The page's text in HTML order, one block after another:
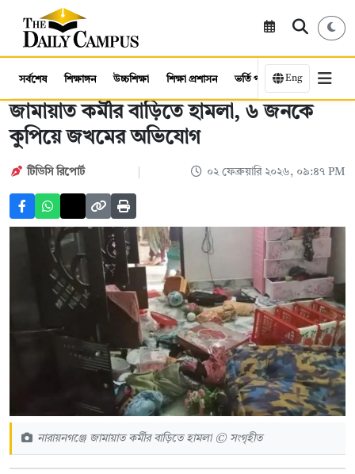
সর্বশেষ শিক্ষাঙ্গন উচ্চশিক্ষা শিক্ষা প্রশাসন ভর্তি পরীক্ষা কর্মসংস্থান
Eng
জামায়াত কর্মীর বাড়িতে হামলা, ৬ জনকে
কুপিয়ে জখমের অভিযোগ
টিডিসি রিপোর্ট ০২ ফেব্রুয়ারি ২০২৬, ০৯:৪৭ PM
নারায়নগঞ্জে জামায়াত কর্মীর বাড়িতে হামলা © সংগৃহীত